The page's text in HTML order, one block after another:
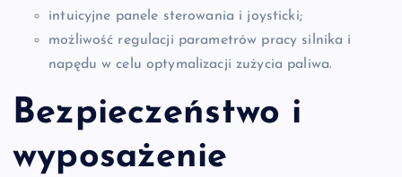
intuicyjne panele sterowania i joysticki;
możliwość regulacji parametrów pracy silnika i
napędu w celu optymalizacji zużycia paliwa.
Bezpieczeństwo i
wyposażenie